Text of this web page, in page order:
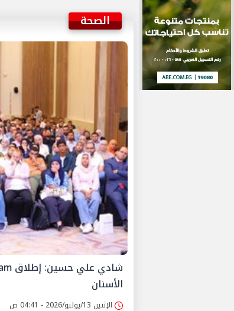
الصحة
الأسنان
الإثنين 13/يوليو/2026 - 04:41 ص